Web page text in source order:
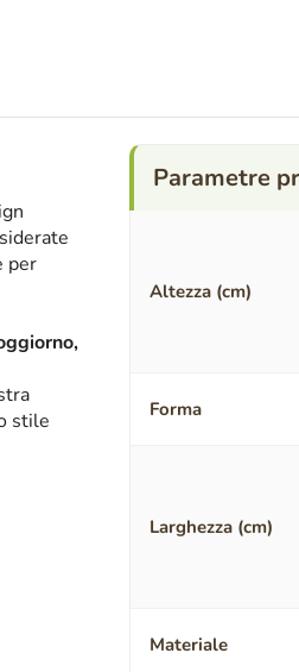
per
stile
Altezza (cm)
Forma
Larghezza (cm)
Materiale